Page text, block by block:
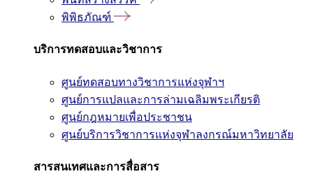
พิพิธภัณฑ์
บริการทดสอบและวิชาการ
ศูนย์ทดสอบทางวิชาการแห่งจุฬาฯ
ศูนย์การแปลและการล่ามเฉลิมพระเกียรติ
ศูนย์กฎหมายเพื่อประชาชน
ศูนย์บริการวิชาการแห่งจุฬาลงกรณ์มหาวิทยาลัย
สารสนเทศและการสื่อสาร